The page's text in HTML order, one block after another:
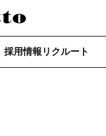
採用情報リクルート